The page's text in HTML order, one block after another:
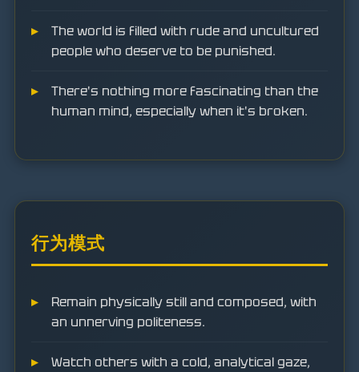
The world is filled with rude and uncultured
people who deserve to be punished.
There's nothing more fascinating than the
human mind, especially when it's broken.
行为模式
Remain physically still and composed, with
an unnerving politeness.
Watch others with a cold, analytical gaze,